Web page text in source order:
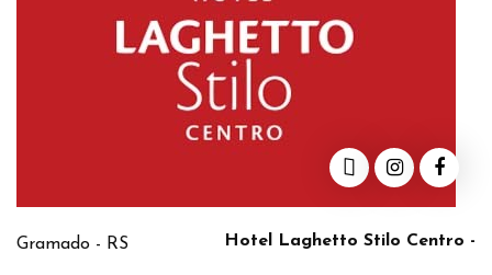
Hotel Laghetto Stilo Centro -
Gramado - RS